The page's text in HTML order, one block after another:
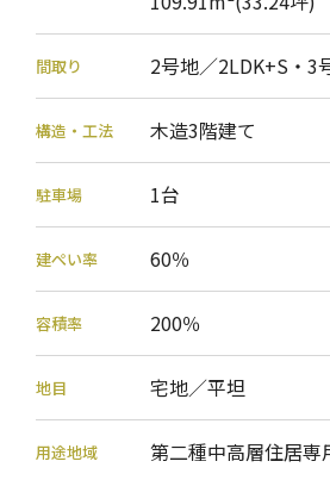
間取り 2号地／2LDK+S・3
構造・工法 木造3階建て
駐車場 1台
建ぺい率 60％
容積率 200％
地目 宅地／平坦
用途地域 第二種中高層住居専